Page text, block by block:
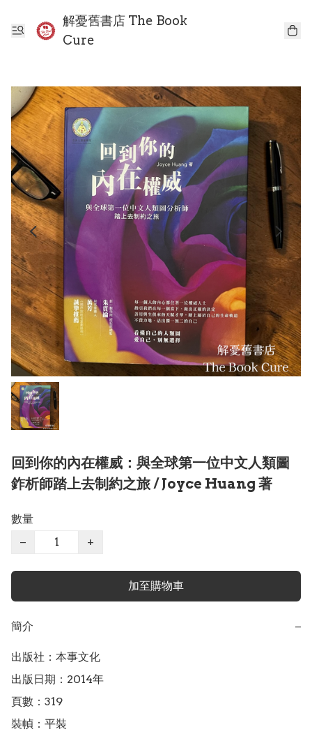
解憂舊書店 The Book
Cure
回到你的內在權威：與全球第一位中文人類圖
鈼析師踏上去制約之旅 / Joyce Huang 著
數量
−
+
加至購物車
簡介 −
出版社：本事文化
出版日期：2014年
頁數：319
裝幀：平裝